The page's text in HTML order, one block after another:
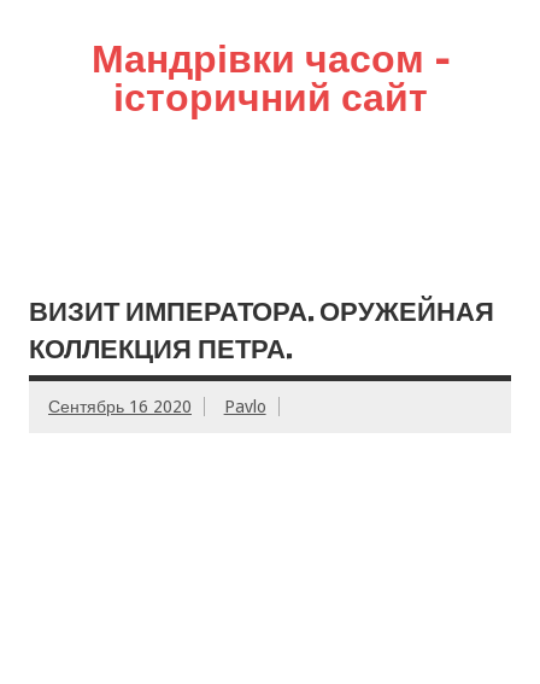
Мандрівки часом –
історичний сайт
ВИЗИТ ИМПЕРАТОРА. ОРУЖЕЙНАЯ
КОЛЛЕКЦИЯ ПЕТРА.
Сентябрь 16 2020 Pavlo